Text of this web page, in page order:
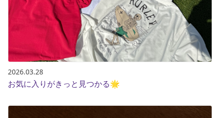
2026.03.28
お気に入りがきっと見つかる🌟